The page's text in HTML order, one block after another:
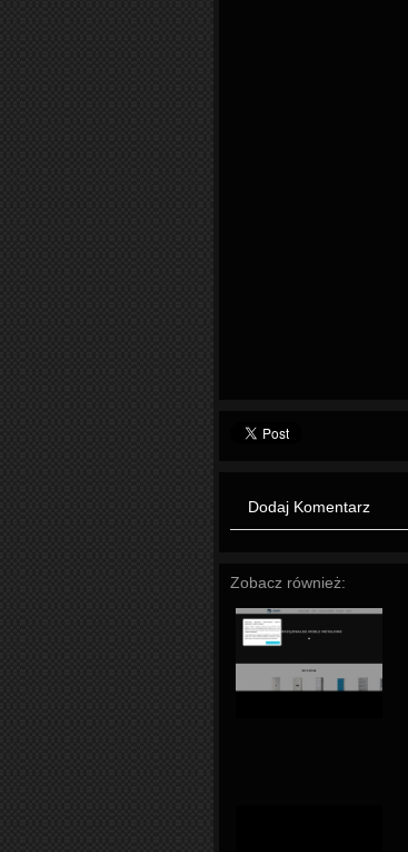
Dodaj Komentarz
Zobacz również: